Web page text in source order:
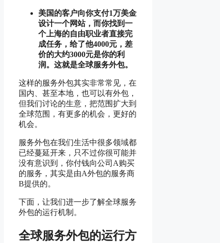
美国的客户向你支付1万美金
设计一个网站，而你找到一
个上海的自由职业者直接完
成任务，给了他4000元，差
价的大约3000元是你的利
润。这就是全球服务外包。
这样的服务外包其实非常常见，在
国内、甚至本地，也可以有外包，
但我们讨论的生意，把范围扩大到
全球范围，有更多的机会，更好的
机会。
服务外包在我们生活中很多领域都
已经蔓延开来，只不过你很可能并
没有意识到，你付钱向公司A购买
的服务，其实是由A外包的服务商
B提供的。
下面，让我们进一步了解全球服务
外包的运行机制。
全球服务外包的运行方